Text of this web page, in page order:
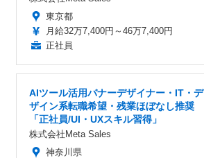
東京都
月給32万7,400円～46万7,400円
正社員
AIツール活用バナーデザイナー・IT・デ
ザイン系転職希望・残業ほぼなし推奨
「正社員/UI・UXスキル習得」
株式会社Meta Sales
神奈川県